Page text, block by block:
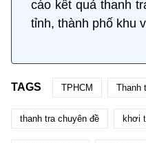
cáo kết quả thanh
tỉnh, thành phố khu
TAGS TPHCM Thanh
thanh tra chuyên đề khơi